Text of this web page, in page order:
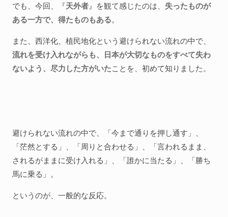
でも、今回、『天外者』を観て感じたのは、 失ったものが
ある一方で、得たものもある。
また、西洋化、植民地化という避けられない流れの中で、
流れを受け入れながらも、日本が大切なものをすべて失わ
ないよう、尽力した方がいたことを、初めて知りました。
避けられない流れの中で、「今まで通りを押し通す」、
「茫然とする」、「周りと合わせる」、「言われるまま、
されるがままに受け入れる」、「誰かに当たる」、「勝ち
馬に乗る」。
というのが、一般的な反応。